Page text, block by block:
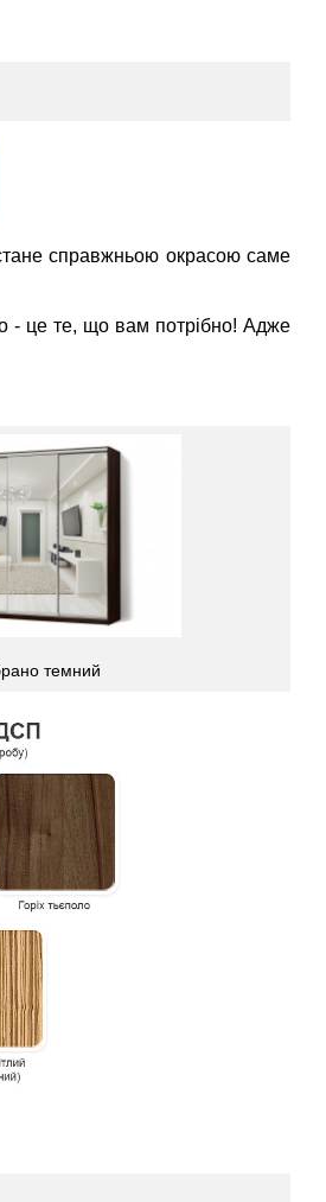
справжньою окрасою саме
- це те, що вам потрібно! Адже
темний